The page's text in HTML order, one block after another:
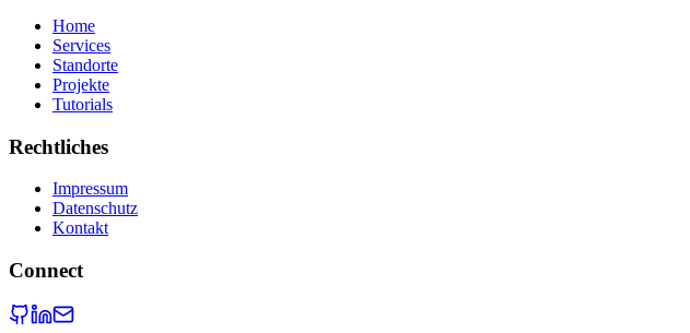
Home
Services
Standorte
Projekte
Tutorials
Rechtliches
Impressum
Datenschutz
Kontakt
Connect